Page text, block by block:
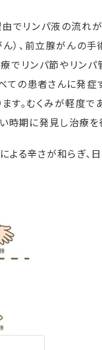
でリンパ液の流れ
）、前立腺がんの
でリンパ節やリンパ
の患者さんに発症
す。むくみが軽度
時期に発見し治療を
よる辛さが和らぎ